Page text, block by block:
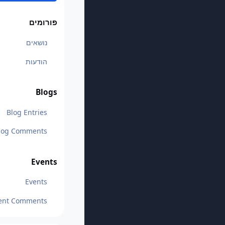
פורומים
נושאים
הודעות
Blogs
Blog Entries
Comments
Events
Events
Comments